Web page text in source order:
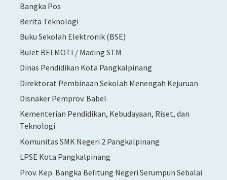
Bangka Pos
Berita Teknologi
Buku Sekolah Elektronik (BSE)
Bulet BELMOTI / Mading STM
Dinas Pendidikan Kota Pangkalpinang
Direktorat Pembinaan Sekolah Menengah Kejuruan
Disnaker Pemprov. Babel
Kementerian Pendidikan, Kebudayaan, Riset, dan
Teknologi
Komunitas SMK Negeri 2 Pangkalpinang
LPSE Kota Pangkalpinang
Prov. Kep. Bangka Belitung Negeri Serumpun Sebalai